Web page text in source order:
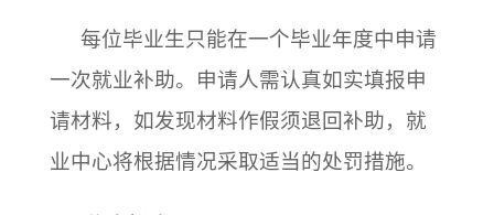
每位毕业生只能在一个毕业年度中申请
一次就业补助。申请人需认真如实填报申
请材料，如发现材料作假须退回补助，就
业中心将根据情况采取适当的处罚措施。